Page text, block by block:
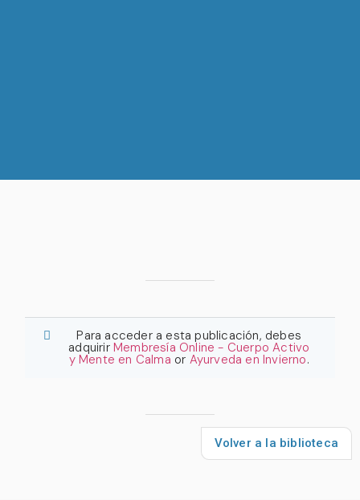
Para acceder a esta publicación, debes
adquirir Membresía Online - Cuerpo Activo
y Mente en Calma or Ayurveda en Invierno.
Volver a la biblioteca